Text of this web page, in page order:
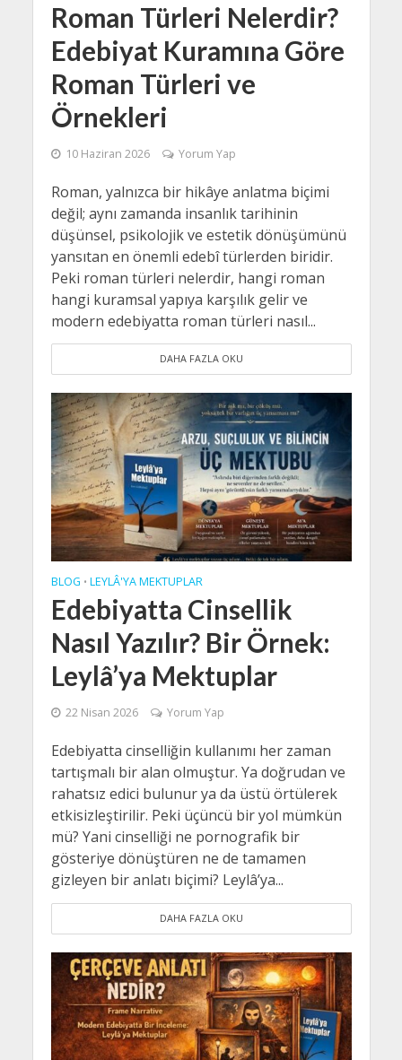
Roman Türleri Nelerdir?
Edebiyat Kuramına Göre
Roman Türleri ve
Örnekleri
10 Haziran 2026 Yorum Yap
Roman, yalnızca bir hikâye anlatma biçimi
değil; aynı zamanda insanlık tarihinin
düşünsel, psikolojik ve estetik dönüşümünü
yansıtan en önemli edebî türlerden biridir.
Peki roman türleri nelerdir, hangi roman
hangi kuramsal yapıya karşılık gelir ve
modern edebiyatta roman türleri nasıl...
DAHA FAZLA OKU
BLOG • LEYLÂ'YA MEKTUPLAR
Edebiyatta Cinsellik
Nasıl Yazılır? Bir Örnek:
Leylâ’ya Mektuplar
22 Nisan 2026 Yorum Yap
Edebiyatta cinselliğin kullanımı her zaman
tartışmalı bir alan olmuştur. Ya doğrudan ve
rahatsız edici bulunur ya da üstü örtülerek
etkisizleştirilir. Peki üçüncü bir yol mümkün
mü? Yani cinselliği ne pornografik bir
gösteriye dönüştüren ne de tamamen
gizleyen bir anlatı biçimi? Leylâ’ya...
DAHA FAZLA OKU